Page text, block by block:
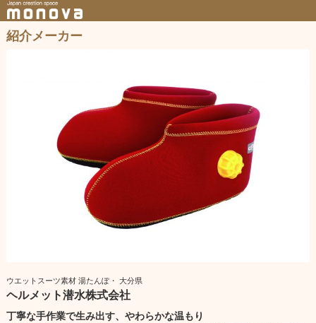
紹介メーカー
ウエットスーツ素材 湯たんぽ・ 大分県
ヘルメット潜水株式会社
丁寧な手作業で生み出す、やわらかな温もり